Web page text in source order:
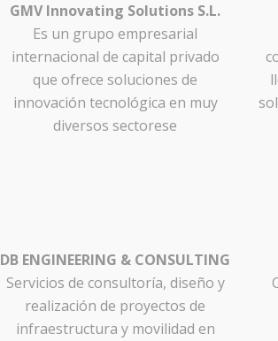
GMV Innovating Solutions S.L.
Es un grupo empresarial
internacional de capital privado
que ofrece soluciones de
innovación tecnológica en muy
diversos sectorese
DB ENGINEERING & CONSULTING
Servicios de consultoría, diseño y
realización de proyectos de
infraestructura y movilidad en